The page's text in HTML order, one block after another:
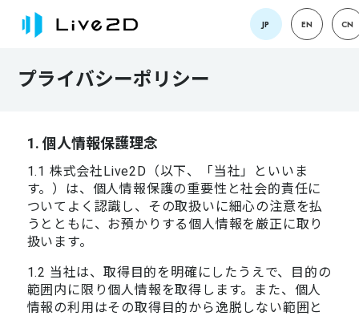
JP EN CN
プライバシーポリシー
1. 個人情報保護理念
1.1 株式会社Live2D（以下、「当社」といいま
す。）は、個人情報保護の重要性と社会的責任に
ついてよく認識し、その取扱いに細心の注意を払
うとともに、お預かりする個人情報を厳正に取り
扱います。
1.2 当社は、取得目的を明確にしたうえで、目的の
範囲内に限り個人情報を取得します。また、個人
情報の利用はその取得目的から逸脱しない範囲と